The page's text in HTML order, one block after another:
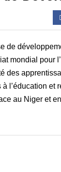
de
mondial pour
des
à l’éducation et
au Niger et